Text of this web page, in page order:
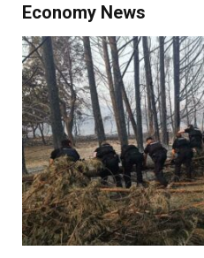
Economy News